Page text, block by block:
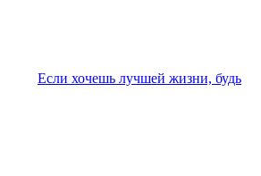
Если хочешь лучшей жизни, будь